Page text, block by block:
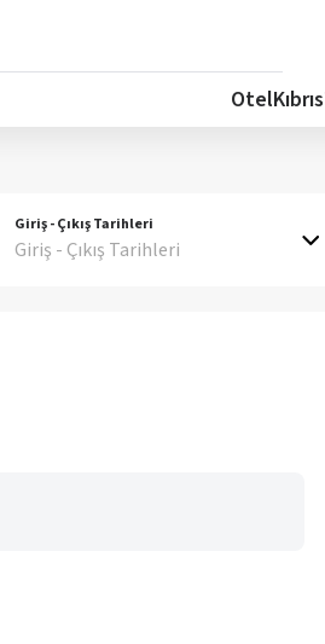
OtelKıbrıs
Giriş - Çıkış Tarihleri
Giriş - Çıkış Tarihleri